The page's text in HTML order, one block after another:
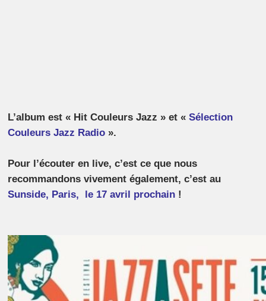
L’album est « Hit Couleurs Jazz » et «Sélection
Couleurs Jazz Radio ».
Pour l’écouter en live, c’est ce que nous
recommandons vivement également, c’est au
Sunside, Paris, le 17 avril prochain !